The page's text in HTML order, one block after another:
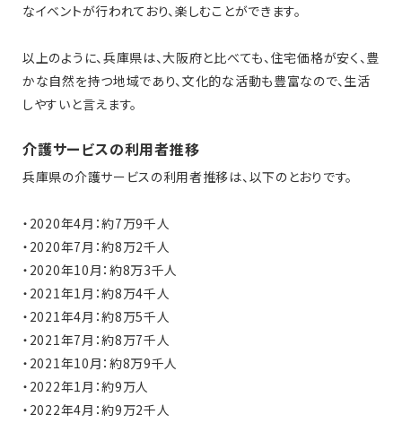
なイベントが行われており、楽しむことができます。
以上のように、兵庫県は、大阪府と比べても、住宅価格が安く、豊
かな自然を持つ地域であり、文化的な活動も豊富なので、生活
しやすいと言えます。
介護サービスの利用者推移
兵庫県の介護サービスの利用者推移は、以下のとおりです。
・2020年4月：約7万9千人
・2020年7月：約8万2千人
・2020年10月：約8万3千人
・2021年1月：約8万4千人
・2021年4月：約8万5千人
・2021年7月：約8万7千人
・2021年10月：約8万9千人
・2022年1月：約9万人
・2022年4月：約9万2千人